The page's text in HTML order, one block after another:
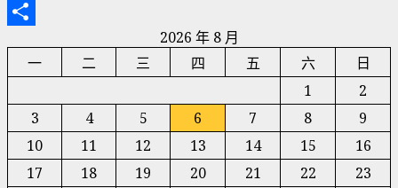
WeChat
2026 年 8 月
一
二 三 四 五 六
日
1
2
3
4 5 6 7 8
9
10
11 12 13 14 15
16
17
18 19 20 21 22
23